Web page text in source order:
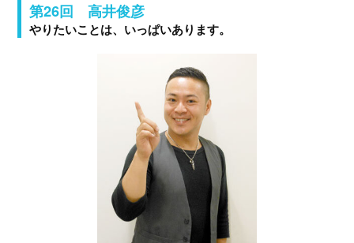
天気・防災
検索
第26回 高井俊彦
やりたいことは、いっぱいあります。